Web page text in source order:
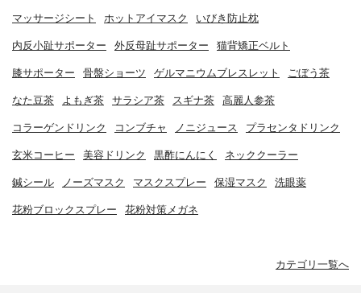
マッサージシート ホットアイマスク いびき防止枕
内反小趾サポーター 外反母趾サポーター 猫背矯正ベルト
膝サポーター 骨盤ショーツ ゲルマニウムブレスレット ごぼう茶
なた豆茶 よもぎ茶 サラシア茶 スギナ茶 高麗人参茶
コラーゲンドリンク コンブチャ ノニジュース プラセンタドリンク
玄米コーヒー 美容ドリンク 黒酢にんにく ネッククーラー
鍼シール ノーズマスク マスクスプレー 保湿マスク 洗眼薬
花粉ブロックスプレー 花粉対策メガネ
カテゴリ一覧へ